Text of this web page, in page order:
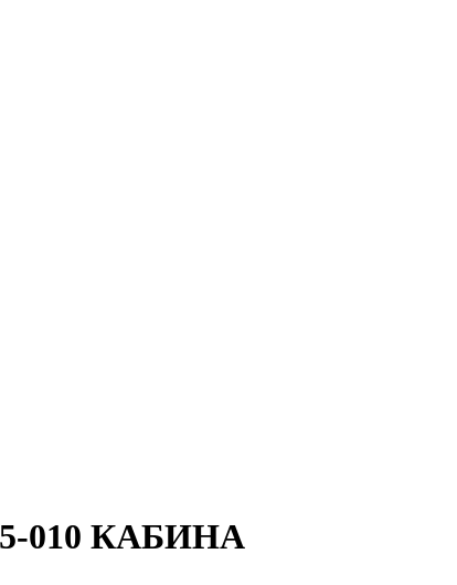
010 КАБИНА